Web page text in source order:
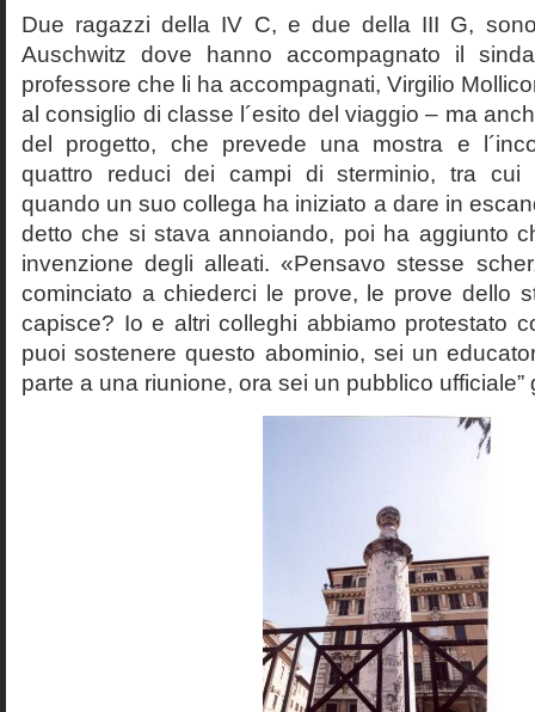
Due ragazzi della IV C, e due della III G,
Auschwitz dove hanno accompagnato il
professore che li ha accompagnati, Virgilio
al consiglio di classe l´esito del viaggio – ma
del progetto, che prevede una mostra e
quattro reduci dei campi di sterminio, tra cui
quando un suo collega ha iniziato a dare in
detto che si stava annoiando, poi ha aggiunto
invenzione degli alleati. «Pensavo stesse
cominciato a chiederci le prove, le prove dello
capisce? Io e altri colleghi abbiamo protestato
puoi sostenere questo abominio, sei un
parte a una riunione, ora sei un pubblico ufficiale”